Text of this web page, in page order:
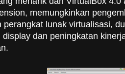
memungkinkan
perangkat lunak virtualisasi,
display dan peningkatan